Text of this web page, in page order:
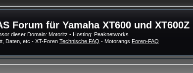
Forum für Yamaha XT600 und XT600Z
dieser Domain: Motoritz - Hosting: Peaknetworks
Daten, etc - XT-Foren Technische FAQ - Motorangs Foren-FAQ